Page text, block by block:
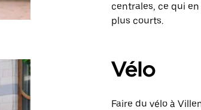
centrales, ce qui
plus courts.
Vélo
Faire du vélo à